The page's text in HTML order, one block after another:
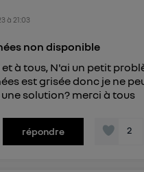
à 21:03
non disponible
à tous, N'ai un petit
est grisée donc je ne
solution? merci à tous
répondre 2